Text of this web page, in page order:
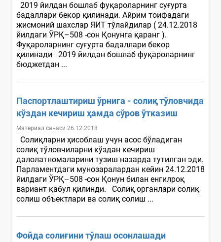
2019 йилдан бошлаб фуқароларнинг суғурта
бадаллари бекор қилинади. Айрим тоифадаги
жисмоний шахслар ЯИТ тўлайдилар ( 24.12.2018
йилдаги ЎРҚ–508 -сон Қонунга қаранг ).
Фуқароларнинг суғурта бадаллари бекор
қилинади 2019 йилдан бошлаб фуқароларнинг
бюджетдан ...
Паспортлаштириш ўрнига - солиқ тўловчида
кўздан кечириш ҳамда сўров ўтказиш
Материал санаси 26.12.2018
Солиқларни ҳисоблаш учун асос бўладиган
солиқ тўловчиларни кўздан кечириш
далолатномаларини тузиш назарда тутилган эди.
Парламентдаги мунозаралардан кейин 24.12.2018
йилдаги ЎРҚ–508 -сон Қонун билан енгилроқ
вариант қабул қилинди. Солиқ органлари солиқ
солиш объектлари ва солиқ солиш ...
Фойда солиғини тўлаш осонлашади